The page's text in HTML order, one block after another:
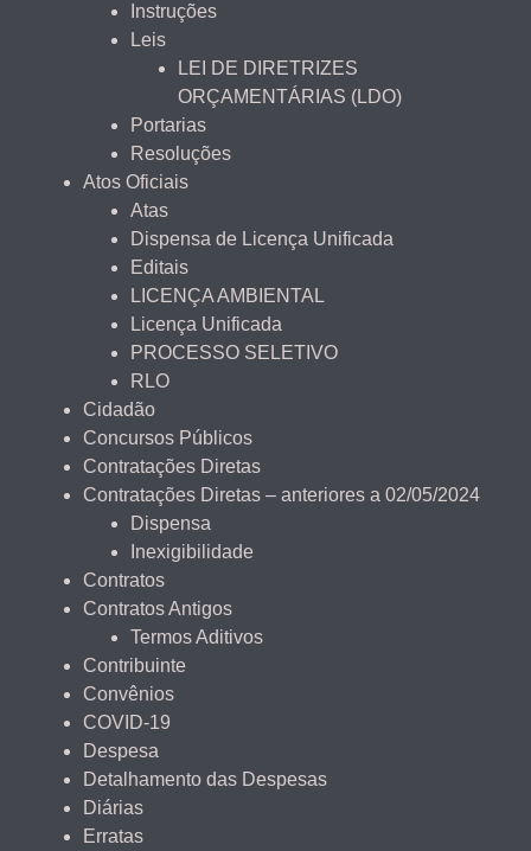
Instruções
Leis
LEI DE DIRETRIZES
ORÇAMENTÁRIAS (LDO)
Portarias
Resoluções
Atos Oficiais
Atas
Dispensa de Licença Unificada
Editais
LICENÇA AMBIENTAL
Licença Unificada
PROCESSO SELETIVO
RLO
Cidadão
Concursos Públicos
Contratações Diretas
Contratações Diretas – anteriores a 02/05/2024
Dispensa
Inexigibilidade
Contratos
Contratos Antigos
Termos Aditivos
Contribuinte
Convênios
COVID-19
Despesa
Detalhamento das Despesas
Diárias
Erratas